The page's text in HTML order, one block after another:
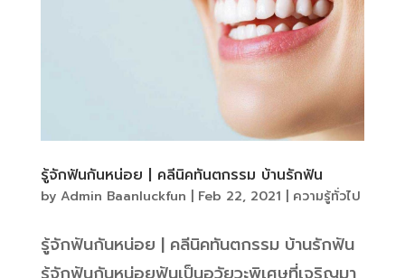
รู้จักฟันกันหน่อย | คลีนิคทันตกรรม บ้านรักฟัน
by Admin Baanluckfun Feb 22, 2021 ความรู้ทั่วไป
รู้จักฟันกันหน่อย | คลีนิคทันตกรรม บ้านรักฟัน